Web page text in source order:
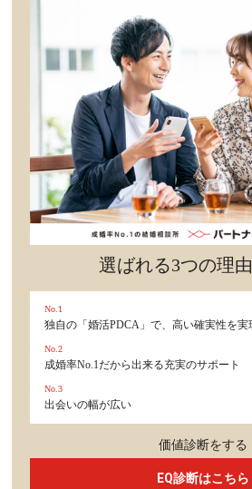
カルチャー・トレンド・芸能
選ばれる3つの理
No.1
独自の「婚活PDCA」で、高い確実性を実
No.2
成婚率No.1だから出来る充実のサポート
No.3
出会いの幅が広い
価値診断をする
EQ診断はこちら